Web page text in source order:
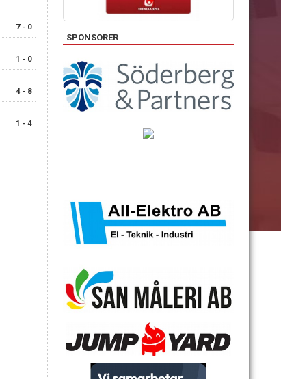
7 - 0
1 - 0
4 - 8
1 - 4
SPONSORER